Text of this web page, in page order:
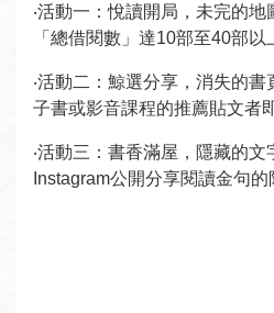
‧活動一：悅讀開局，未完的
「總借閱數」達10部至40部以
‧活動二：鯨選分享，消失的
子書或影音課程的推薦貼文者
‧活動三：書香滿屋，隱藏的
Instagram公開分享閱讀金句